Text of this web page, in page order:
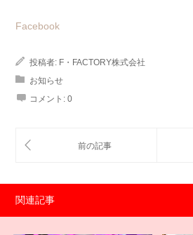
Facebook
投稿者: F・FACTORY株式会社
お知らせ
コメント: 0
関連記事